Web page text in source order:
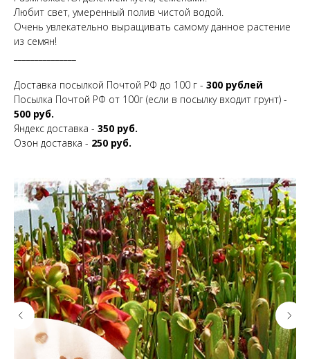
Любит свет, умеренный полив чистой водой.
Очень увлекательно выращивать самому данное растение
из семян!
Доставка посылкой Почтой РФ до 100 г - 300 рублей
Посылка Почтой РФ от 100г (если в посылку входит грунт) -
500 руб.
Яндекс доставка - 350 руб.
Озон доставка - 250 руб.